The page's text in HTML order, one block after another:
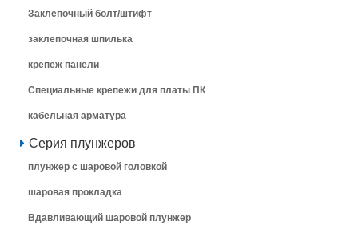
Заклепочный болт/штифт
заклепочная шпилька
крепеж панели
Специальные крепежи для платы ПК
кабельная арматура
Серия плунжеров
плунжер с шаровой головкой
шаровая прокладка
Вдавливающий шаровой плунжер